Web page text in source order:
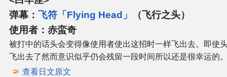
弹幕： 飞符「Flying Head」
（飞行之头）
使用者： 赤蛮奇
被打中的话头会变得像使用者使出这招时一样飞出去。即使
飞出去了然而意识似乎仍会残留一段时间所以还是很幸运的
查看日文原文